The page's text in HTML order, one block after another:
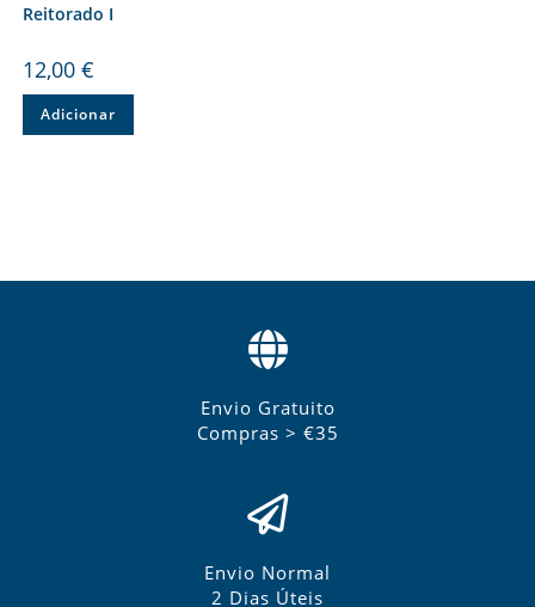
Reitorado I
12,00 €
Adicionar
Envio Gratuito
Compras > €35
Envio Normal
2 Dias Úteis